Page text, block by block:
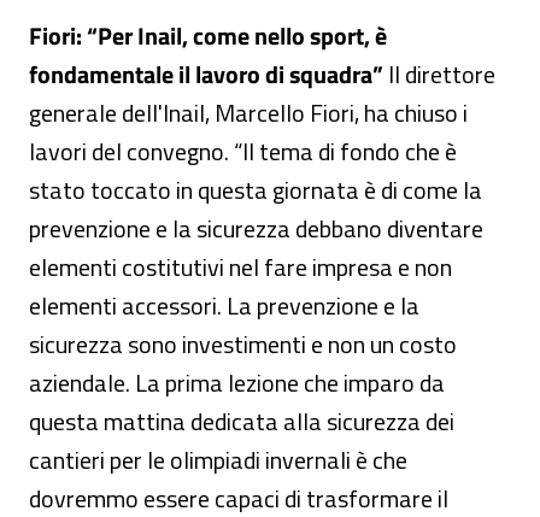
Fiori: “Per Inail, come nello sport, è
fondamentale il lavoro di squadra”Il direttore
generale dell'Inail, Marcello Fiori, ha chiuso i
lavori del convegno. “Il tema di fondo che è
stato toccato in questa giornata è di come la
prevenzione e la sicurezza debbano diventare
elementi costitutivi nel fare impresa e non
elementi accessori. La prevenzione e la
sicurezza sono investimenti e non un costo
aziendale. La prima lezione che imparo da
questa mattina dedicata alla sicurezza dei
cantieri per le olimpiadi invernali è che
dovremmo essere capaci di trasformare il